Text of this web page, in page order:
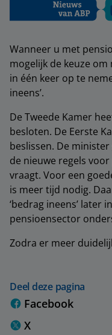
Wanneer u met
mogelijk de keuze om
in één keer op te
ineens’.
De Tweede Kamer
besloten. De Eerste
beslissen. De
de nieuwe regels
vraagt. Voor een
is meer tijd nodig.
‘bedrag ineens’ later
pensioensector
Zodra er meer
Deel deze pagina
Facebook
X